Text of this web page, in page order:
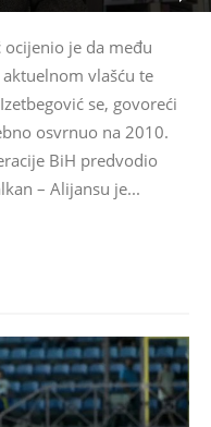
ocijenio je da među
vlašću te
se, govoreći
osvrnuo na 2010.
BiH predvodio
– Alijansu je...